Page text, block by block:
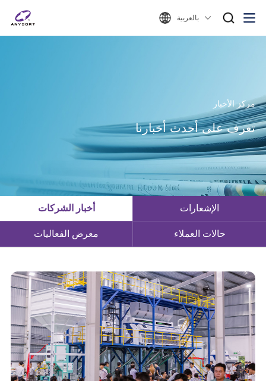
بالعربية
مركز الأخبار
تعرف على أحدث أخبارنا
أخبار الشركات الإشعارات
معرض الفعاليات حالات العملاء